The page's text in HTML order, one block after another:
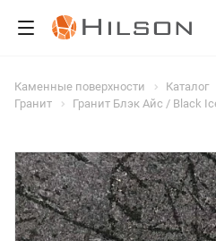
Каменные поверхности Каталог
Гранит
Гранит Блэк Айс / Black